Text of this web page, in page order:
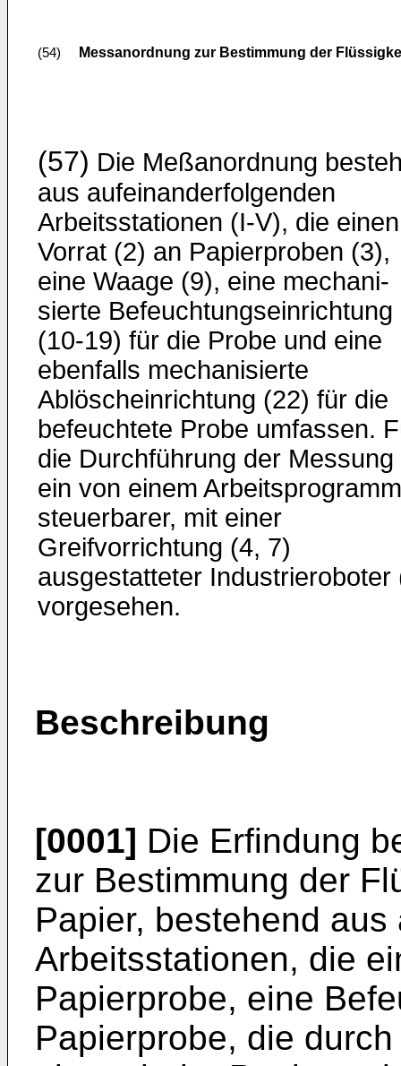
(54) Messanordnung zur Bestimmung der
(57) Die Meßanordnung
aus aufeinanderfolgenden
Arbeitsstationen (I-V), die einen
Vorrat (2) an Papierproben (3),
eine Waage (9), eine mechani­
sierte Befeuchtungseinrichtung
(10-19) für die Probe und eine
ebenfalls mechanisierte
Ablöscheinrichtung (22) für die
befeuchtete Probe umfassen.
die Durchführung der Messung
ein von einem Arbeitsprogramm
steuer­barer, mit einer
Greifvorrichtung (4, 7)
ausgestatteter Industrie­roboter
vorgesehen.
Beschreibung
[0001] Die Erfindung
zur Bestimmung der
Papier, bestehend
Arbeitsstationen, die
Papierprobe, eine
Papierprobe, die